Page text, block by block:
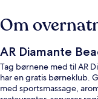
Om
AR Diamante
Tag børnene med til AR
har en gratis børneklub.
med sportsmassage,